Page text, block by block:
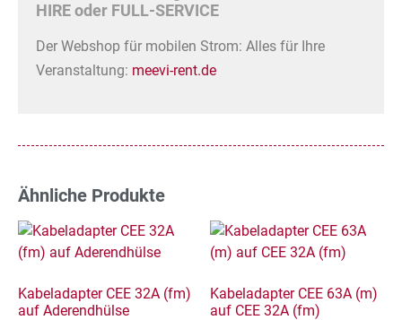
HIRE oder FULL-SERVICE
Der Webshop für mobilen Strom: Alles für Ihre
Veranstaltung: meevi-rent.de
Ähnliche Produkte
Kabeladapter CEE 32A (fm)
auf Aderendhülse
Kabeladapter CEE 63A (m)
auf CEE 32A (fm)